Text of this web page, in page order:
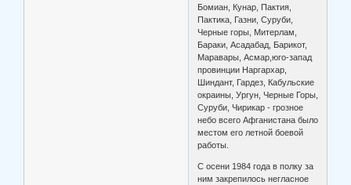
Бомиан, Кунар, Пактия,
Пактика, Газни, Суруби,
Черные горы, Митерлам,
Бараки, Асадабад, Барикот,
Маравары, Асмар,юго-запад
провинции Наргархар,
Шиндант, Гардез, Кабульские
окраины, Ургун, Черные Горы,
Суруби, Чирикар - грозное
небо всего Афганистана было
местом его летной боевой
работы.
С осени 1984 года в полку за
ним закрепилось негласное